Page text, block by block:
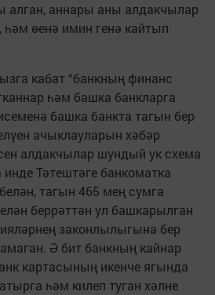
алган, аннары аны алдакчылар
һәм өенә имин генә кайтып
кабат “банкның финанс
һәм башка банкларга
башка банкта тагын бер
ачык­лауларын хәбәр
алдакчылар шундый ук схема
Тәтештәге банкоматка
тагын 465 мең сумга
беррәттән ул башкарылган
законлылыгына бер
Ә бит банкның кайнар
картасының икенче ягында
һәм килеп туган хәлне